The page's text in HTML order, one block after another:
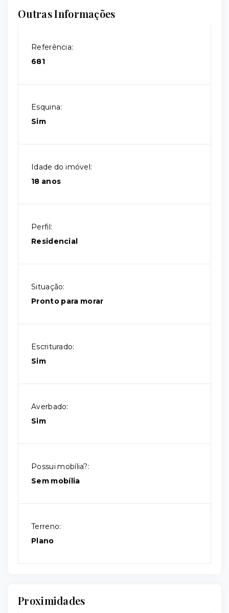
Outras Informações
Referência:
681
Esquina:
Sim
Idade do imóvel:
18 anos
Perfil:
Residencial
Situação:
Pronto para morar
Escriturado:
Sim
Averbado:
Sim
Possui mobília?:
Sem mobília
Terreno:
Plano
Proximidades